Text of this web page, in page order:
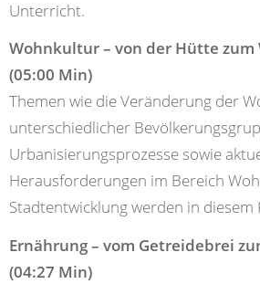
Unterricht.
Wohnkultur – von der Hütte
(05:00 Min)
Themen wie die Veränderung der
unterschiedlicher
Urbanisierungsprozesse sowie
Herausforderungen im Bereich
Stadtentwicklung werden in diesem
Ernährung – vom Getreidebrei
(04:27 Min)